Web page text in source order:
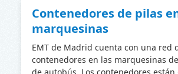
Contenedores de pilas
marquesinas
EMT de Madrid cuenta con una red
contenedores en las marquesinas